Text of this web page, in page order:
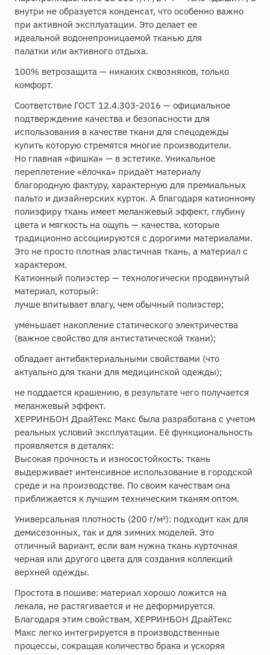
внутри не образуется конденсат, что особенно важно
при активной эксплуатации. Это делает ее
идеальной водонепроницаемой тканью для
палатки или активного отдыха.
100% ветрозащита — никаких сквозняков, только
комфорт.
Соответствие ГОСТ 12.4.303-2016 — официальное
подтверждение качества и безопасности для
использования в качестве ткани для спецодежды
купить которую стремятся многие производители.
Но главная «фишка» — в эстетике. Уникальное
переплетение «ёлочка» придаёт материалу
благородную фактуру, характерную для премиальных
пальто и дизайнерских курток. А благодаря катионному
полиэфиру ткань имеет меланжевый эффект, глубину
цвета и мягкость на ощупь — качества, которые
традиционно ассоциируются с дорогими материалами.
Это не просто плотная эластичная ткань, а материал с
характером.
Катионный полиэстер — технологически продвинутый
материал, который:
лучше впитывает влагу, чем обычный полиэстер;
уменьшает накопление статического электричества
(важное свойство для антистатической ткани);
обладает антибактериальными свойствами (что
актуально для ткани для медицинской одежды);
не поддается крашению, в результате чего получается
меланжевый эффект.
ХЕРРИНБОН ДрайТекс Макс была разработана с учетом
реальных условий эксплуатации. Её функциональность
проявляется в деталях:
Высокая прочность и износостойкость: ткань
выдерживает интенсивное использование в городской
среде и на производстве. По своим качествам она
приближается к лучшим техническим тканям оптом.
Универсальная плотность (200 г/м²): подходит как для
демисезонных, так и для зимних моделей. Это
отличный вариант, если вам нужна ткань курточная
черная или другого цвета для создания коллекций
верхней одежды.
Простота в пошиве: материал хорошо ложится на
лекала, не растягивается и не деформируется.
Благодаря этим свойствам, ХЕРРИНБОН ДрайТекс
Макс легко интегрируется в производственные
процессы, сокращая количество брака и ускоряя